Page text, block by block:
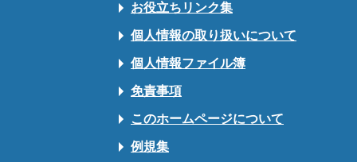
お役立ちリンク集
個人情報の取り扱いについて
個人情報ファイル簿
免責事項
このホームページについて
例規集